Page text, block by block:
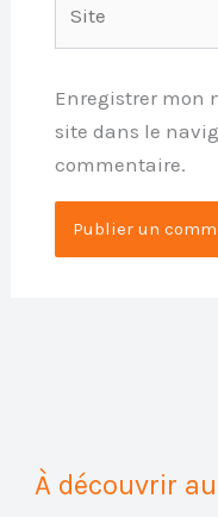
Enregistrer mon
site dans le
commentaire.
À découvrir